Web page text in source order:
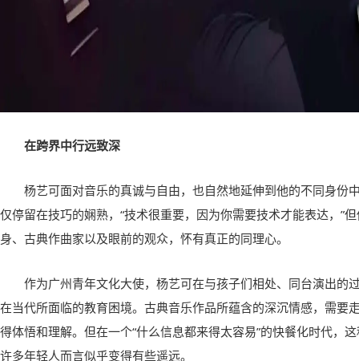
在跨界中行远致深
杨艺可面对音乐的真诚与自由，也自然地延伸到他的不同身份
仅停留在技巧的娴熟，“技术很重要，因为你需要技术才能表达，”
身、古典作曲家以及眼前的观众，怀有真正的同理心。
作为广州青年文化大使，杨艺可在与孩子们相处、同台演出的
在当代所面临的教育困境。古典音乐作品所蕴含的深沉情感，需要
得体悟和理解。但在一个“什么信息都来得太容易”的快餐化时代，
许多年轻人而言似乎变得有些遥远。